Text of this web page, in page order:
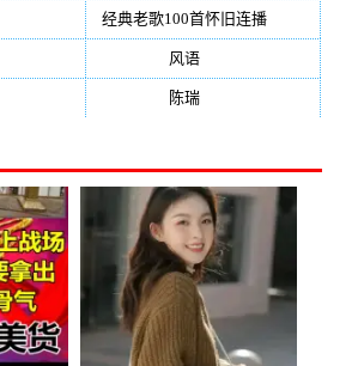
经典老歌100首怀旧连播(134)
风语(132)
陈瑞(128)